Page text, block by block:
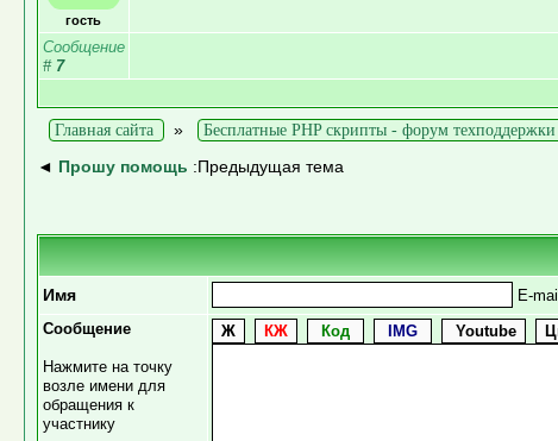
гость
Сообщение
# 7
Главная сайта » Бесплатные PHP скрипты - форум техподдержки
◄ Прошу помощь :Предыдущая тема
Имя
E-mail
Сообщение
Нажмите на точку
возле имени для
обращения к
участнику